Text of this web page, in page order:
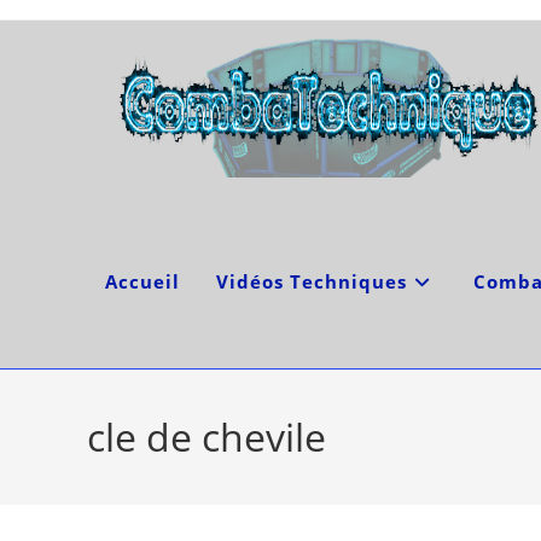
Accueil Vidéos Techniques
cle de chevile